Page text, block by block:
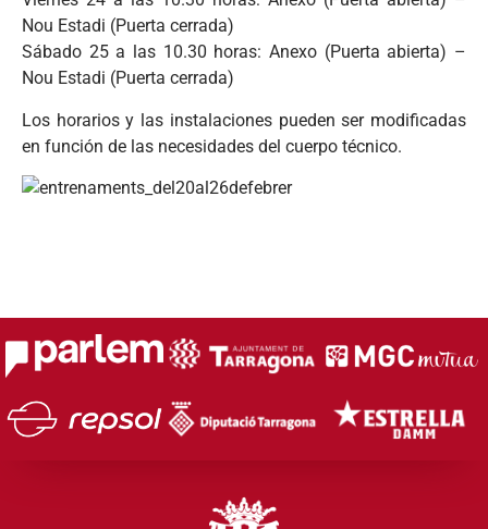
Nou Estadi (Puerta cerrada)
Sábado 25 a las 10.30 horas: Anexo (Puerta abierta) –
Nou Estadi (Puerta cerrada)
Los horarios y las instalaciones pueden ser modificadas
en función de las necesidades del cuerpo técnico.